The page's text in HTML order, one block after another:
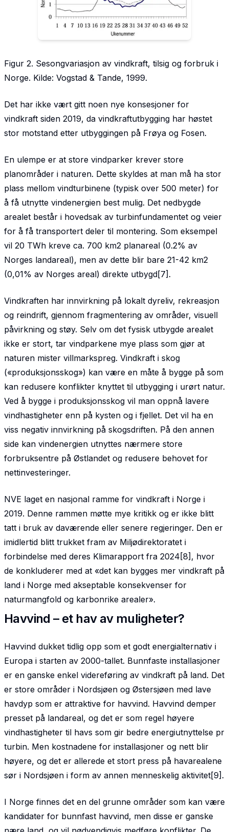
Figur 2. Sesongvariasjon av vindkraft, tilsig og forbruk i
Norge. Kilde: Vogstad & Tande, 1999.
Det har ikke vært gitt noen nye konsesjoner for
vindkraft siden 2019, da vindkraftutbygging har høstet
stor motstand etter utbyggingen på Frøya og Fosen.
En ulempe er at store vindparker krever store
planområder i naturen. Dette skyldes at man må ha stor
plass mellom vindturbinene (typisk over 500 meter) for
å få utnytte vindenergien best mulig. Det nedbygde
arealet består i hovedsak av turbinfundamentet og veier
for å få transportert deler til montering. Som eksempel
vil 20 TWh kreve ca. 700 km2 planareal (0.2% av
Norges landareal), men av dette blir bare 21-42 km2
(0,01% av Norges areal) direkte utbygd[7].
Vindkraften har innvirkning på lokalt dyreliv, rekreasjon
og reindrift, gjennom fragmentering av områder, visuell
påvirkning og støy. Selv om det fysisk utbygde arealet
ikke er stort, tar vindparkene mye plass som gjør at
naturen mister villmarkspreg. Vindkraft i skog
(«produksjonsskog») kan være en måte å bygge på som
kan redusere konflikter knyttet til utbygging i urørt natur.
Ved å bygge i produksjonsskog vil man oppnå lavere
vindhastigheter enn på kysten og i fjellet. Det vil ha en
viss negativ innvirkning på skogsdriften. På den annen
side kan vindenergien utnyttes nærmere store
forbruksentre på Østlandet og redusere behovet for
nettinvesteringer.
NVE laget en nasjonal ramme for vindkraft i Norge i
2019. Denne rammen møtte mye kritikk og er ikke blitt
tatt i bruk av daværende eller senere regjeringer. Den er
imidlertid blitt trukket fram av Miljødirektoratet i
forbindelse med deres Klimarapport fra 2024[8], hvor
de konkluderer med at «det kan bygges mer vindkraft på
land i Norge med akseptable konsekvenser for
naturmangfold og karbonrike arealer».
Havvind – et hav av muligheter?
Havvind dukket tidlig opp som et godt energialternativ i
Europa i starten av 2000-tallet. Bunnfaste installasjoner
er en ganske enkel videreføring av vindkraft på land. Det
er store områder i Nordsjøen og Østersjøen med lave
havdyp som er attraktive for havvind. Havvind demper
presset på landareal, og det er som regel høyere
vindhastigheter til havs som gir bedre energiutnyttelse pr
turbin. Men kostnadene for installasjoner og nett blir
høyere, og det er allerede et stort press på havarealene
sør i Nordsjøen i form av annen menneskelig aktivitet[9].
I Norge finnes det en del grunne områder som kan være
kandidater for bunnfast havvind, men disse er ganske